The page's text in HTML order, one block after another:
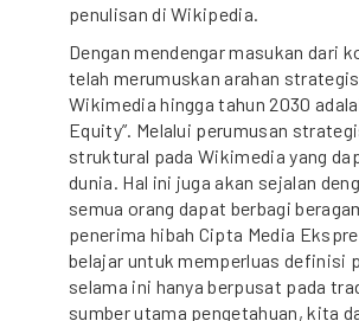
penulisan di Wikipedia.
Dengan mendengar masukan dari
telah merumuskan arahan
Wikimedia hingga tahun 2030
Equity”. Melalui perumusan
struktural pada Wikimedia yang
dunia. Hal ini juga akan sejalan
semua orang dapat berbagi
penerima hibah Cipta Media
belajar untuk memperluas definisi
selama ini hanya berpusat pada
sumber utama pengetahuan, kita